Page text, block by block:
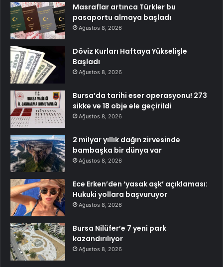
Masraflar artınca Türkler bu
pasaportu almaya başladı
Ağustos 8, 2026
Döviz Kurları Haftaya Yükselişle
Başladı
Ağustos 8, 2026
Bursa’da tarihi eser operasyonu! 273
sikke ve 18 obje ele geçirildi
Ağustos 8, 2026
2 milyar yıllık dağın zirvesinde
bambaşka bir dünya var
Ağustos 8, 2026
Ece Erken’den ‘yasak aşk’ açıklaması:
Hukuki yollara başvuruyor
Ağustos 8, 2026
Bursa Nilüfer’e 7 yeni park
kazandırılıyor
Ağustos 8, 2026